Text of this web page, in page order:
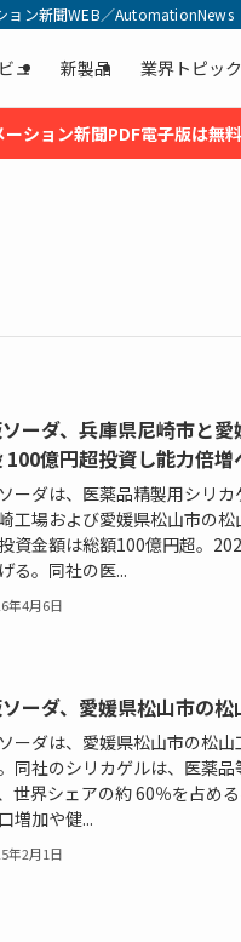
ョン新聞WEB／AutomationNews
ュ 新製品 業界トピッ
ーション新聞PDF電子版は無
ーダ、兵庫県尼崎市と
100億円超投資し能力倍増
ーダは、医薬品精製用シリ
工場および愛媛県松山市の
資金額は総額100億円超。
る。同社の医...
年4月6日
ーダ、愛媛県松山市の
ーダは、愛媛県松山市の松
同社のシリカゲルは、医薬
世界シェアの約 60％を占め
増加や健...
年2月1日